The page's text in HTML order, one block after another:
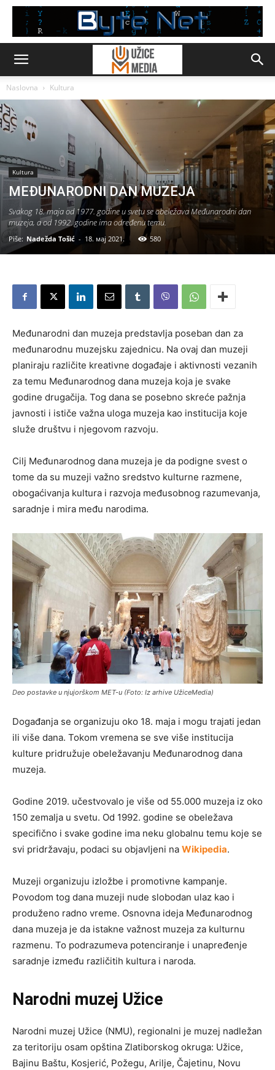
Naslovna Kultura
Kultura
MEĐUNARODNI DAN MUZEJA
Svakog 18. maja od 1977. godine u svetu se obeležava Međunarodni dan
muzeja, a od 1992. godine ima određenu temu.
Piše: Nadežda Tošić - 18. мај 2021. 580
Međunarodni dan muzeja predstavlja poseban dan za
međunarodnu muzejsku zajednicu. Na ovaj dan muzeji
planiraju različite kreativne događaje i aktivnosti vezanih
za temu Međunarodnog dana muzeja koja je svake
godine drugačija. Tog dana se posebno skreće pažnja
javnosti i ističe važna uloga muzeja kao institucija koje
služe društvu i njegovom razvoju.
Cilj Međunarodnog dana muzeja je da podigne svest o
tome da su muzeji važno sredstvo kulturne razmene,
obogaćivanja kultura i razvoja međusobnog razumevanja,
saradnje i mira među narodima.
Deo postavke u njujorškom MET-u (Foto: Iz arhive UžiceMedia)
Događanja se organizuju oko 18. maja i mogu trajati jedan
ili više dana. Tokom vremena se sve više institucija
kulture pridružuje obeležavanju Međunarodnog dana
muzeja.
Godine 2019. učestvovalo je više od 55.000 muzeja iz oko
150 zemalja u svetu. Od 1992. godine se obeležava
specifično i svake godine ima neku globalnu temu koje se
svi pridržavaju, podaci su objavljeni na Wikipedia.
Muzeji organizuju izložbe i promotivne kampanje.
Povodom tog dana muzeji nude slobodan ulaz kao i
produženo radno vreme. Osnovna ideja Međunarodnog
dana muzeja je da istakne važnost muzeja za kulturnu
razmenu. To podrazumeva potenciranje i unapređenje
saradnje između različitih kultura i naroda.
Narodni muzej Užice
Narodni muzej Užice (NMU), regionalni je muzej nadležan
za teritoriju osam opština Zlatiborskog okruga: Užice,
Bajinu Baštu, Kosjerić, Požegu, Arilje, Čajetinu, Novu